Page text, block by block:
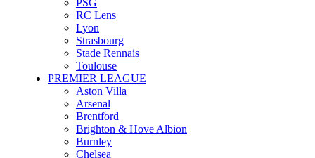
PSG
RC Lens
Lyon
Strasbourg
Stade Rennais
Toulouse
PREMIER LEAGUE
Aston Villa
Arsenal
Brentford
Brighton & Hove Albion
Burnley
Chelsea